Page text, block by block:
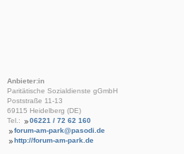
Anbieter:in
Paritätische Sozialdienste gGmbH
Poststraße 11-13
69115 Heidelberg (DE)
Tel.:
06221 / 72 62 160
forum-am-park@pasodi.de
http://forum-am-park.de